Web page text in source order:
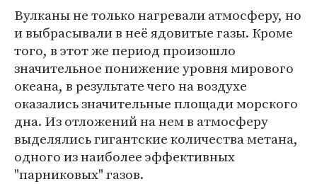
Вулканы не только нагревали атмосферу, но
и выбрасывали в неё ядовитые газы. Кроме
того, в этот же период произошло
значительное понижение уровня мирового
океана, в результате чего на воздухе
оказались значительные площади морского
дна. Из отложений на нем в атмосферу
выделялись гигантские количества метана,
одного из наиболее эффективных
"парниковых" газов.